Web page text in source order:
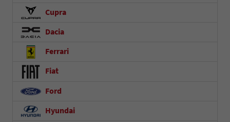
Cupra
Dacia
Ferrari
Fiat
Ford
Hyundai